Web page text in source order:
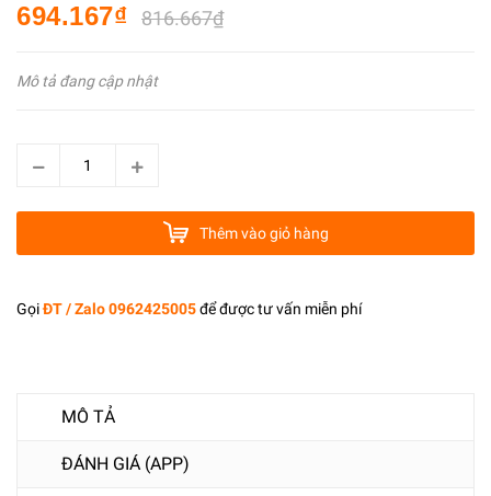
694.167₫ 816.667₫
Mô tả đang cập nhật
Thêm vào giỏ hàng
GọiĐT / Zalo 0962425005để được tư vấn miễn phí
MÔ TẢ
ĐÁNH GIÁ (APP)